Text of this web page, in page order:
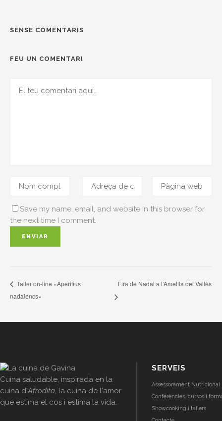
SENSE COMENTARIS
FEU UN COMENTARI
Save my name, email, and website in this browser for
the next time I comment.
Taller on-line «Aperitius
nadalencs»
Fira de Nadal a l’Ametlla del Vallès
Cuina saludable, inspirada en la
cuina d'Afrodita, la cuina de l'amor
que estima el cos i estima la vida.
SERVEIS
Assessorament Nutricional
Conferències, cursos i
Showcooking i tallers